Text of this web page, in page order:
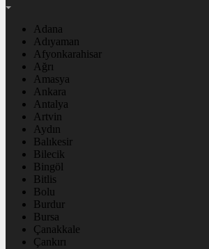
Adana
Adıyaman
Afyonkarahisar
Ağrı
Amasya
Ankara
Antalya
Artvin
Aydın
Balıkesir
Bilecik
Bingöl
Bitlis
Bolu
Burdur
Bursa
Çanakkale
Çankırı